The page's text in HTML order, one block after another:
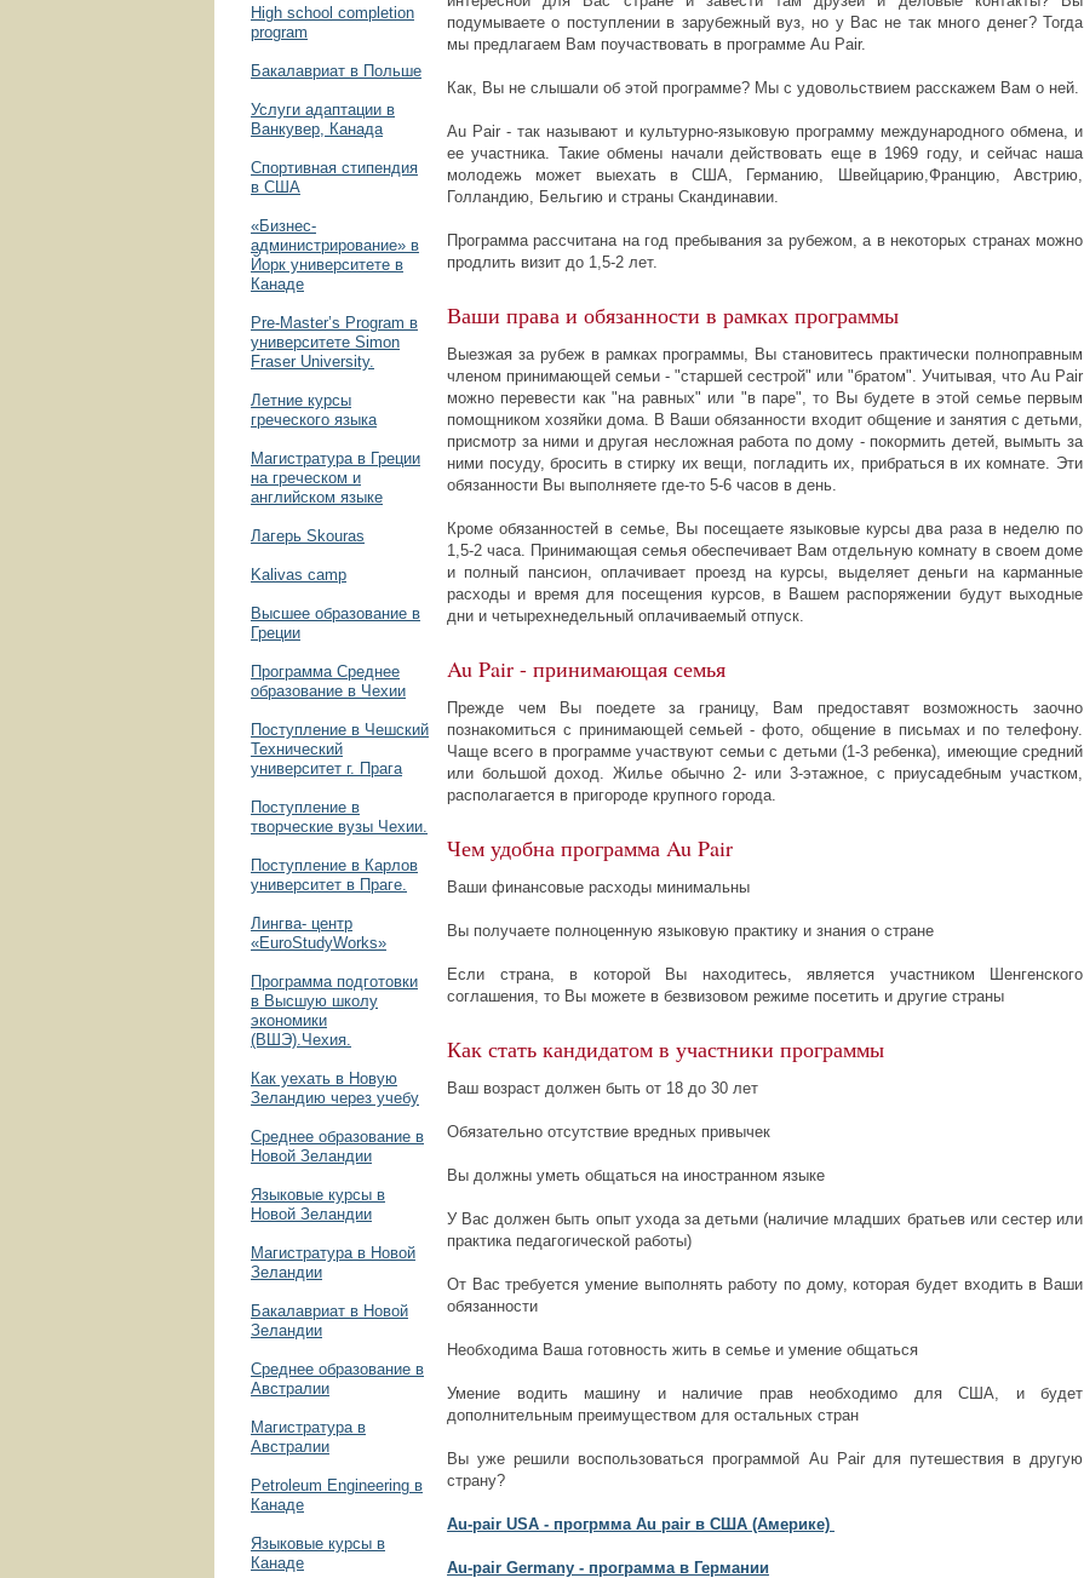
High school completion
program
Бакалавриат в Польше
Услуги адаптации в
Ванкувер, Канада
Спортивная стипендия
в США
«Бизнес­
администрирование» в
Йорк университете в
Канаде
Pre-Master’s Program в
университете Simon
Fraser University.
Летние курсы
греческого языка
Магистратура в Греции
на греческом и
английском языке
Лагерь Skouras
Kalivas camp
Высшее образование в
Греции
Программа Среднее
образование в Чехии
Поступление в Чешский
Технический
университет г. Прага
Поступление в
творческие вузы Чехии.
Поступление в Карлов
университет в Праге.
Лингва- центр
«EuroStudyWorks»
Программа подготовки
в Высшую школу
экономики
(ВШЭ).Чехия.
Как уехать в Новую
Зеландию через учебу
Среднее образование в
Новой Зеландии
Языковые курсы в
Новой Зеландии
Магистратура в Новой
Зеландии
Бакалавриат в Новой
Зеландии
Среднее образование в
Австралии
Магистратура в
Австралии
Petroleum Engineering в
Канаде
Языковые курсы в
Канаде
подумываете о поступлении в зарубежный вуз, но у Вас не так много денег? Тогда
мы предлагаем Вам поучаствовать в программе Au Pair.
Как, Вы не слышали об этой программе? Мы с удовольствием расскажем Вам о ней.
Au Pair - так называют и культурно-языковую программу международного обмена, и
ее участника. Такие обмены начали действовать еще в 1969 году, и сейчас наша
молодежь может выехать в США, Германию, Швейцарию,Францию, Австрию,
Голландию, Бельгию и страны Скандинавии.
Программа рассчитана на год пребывания за рубежом, а в некоторых странах можно
продлить визит до 1,5-2 лет.
Ваши права и обязанности в рамках программы
Выезжая за рубеж в рамках программы, Вы становитесь практически полноправным
членом принимающей семьи - "старшей сестрой" или "братом". Учитывая, что Au Pair
можно перевести как "на равных" или "в паре", то Вы будете в этой семье первым
помощником хозяйки дома. В Ваши обязанности входит общение и занятия с детьми,
присмотр за ними и другая несложная работа по дому - покормить детей, вымыть за
ними посуду, бросить в стирку их вещи, погладить их, прибраться в их комнате. Эти
обязанности Вы выполняете где-то 5-6 часов в день.
Кроме обязанностей в семье, Вы посещаете языковые курсы два раза в неделю по
1,5-2 часа. Принимающая семья обеспечивает Вам отдельную комнату в своем доме
и полный пансион, оплачивает проезд на курсы, выделяет деньги на карманные
расходы и время для посещения курсов, в Вашем распоряжении будут выходные
дни и четырехнедельный оплачиваемый отпуск.
Au Pair - принимающая семья
Прежде чем Вы поедете за границу, Вам предоставят возможность заочно
познакомиться с принимающей семьей - фото, общение в письмах и по телефону.
Чаще всего в программе участвуют семьи с детьми (1-3 ребенка), имеющие средний
или большой доход. Жилье обычно 2- или 3-этажное, с приусадебным участком,
располагается в пригороде крупного города.
Чем удобна программа Au Pair
Ваши финансовые расходы минимальны
Вы получаете полноценную языковую практику и знания о стране
Если страна, в которой Вы находитесь, является участником Шенгенского
соглашения, то Вы можете в безвизовом режиме посетить и другие страны
Как стать кандидатом в участники программы
Ваш возраст должен быть от 18 до 30 лет
Обязательно отсутствие вредных привычек
Вы должны уметь общаться на иностранном языке
У Вас должен быть опыт ухода за детьми (наличие младших братьев или сестер или
практика педагогической работы)
От Вас требуется умение выполнять работу по дому, которая будет входить в Ваши
обязанности
Необходима Ваша готовность жить в семье и умение общаться
Умение водить машину и наличие прав необходимо для США, и будет
дополнительным преимуществом для остальных стран
Вы уже решили воспользоваться программой Au Pair для путешествия в другую
страну?
Au-pair USA - прогрмма Au pair в США (Америке)
Au-pair Germany - программа в Германии